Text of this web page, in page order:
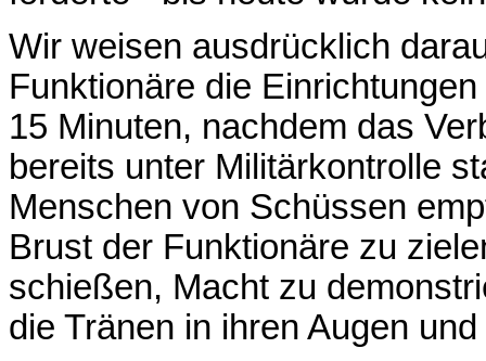
Wir weisen ausdrücklich
Funktionäre die
15 Minuten, nachdem das
bereits unter Militärkontrolle
Menschen von Schüssen
Brust der Funktionäre zu
schießen, Macht zu
die Tränen in ihren Augen